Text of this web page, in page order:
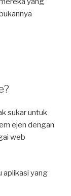
sukar untuk
ejen dengan
web
aplikasi yang